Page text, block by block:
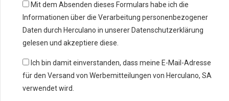
Mit dem Absenden dieses Formulars habe ich die
Informationen über die Verarbeitung personenbezogener
Daten durch Herculano in unserer Datenschutzerklärung
gelesen und akzeptiere diese.
Ich bin damit einverstanden, dass meine E-Mail-Adresse
für den Versand von Werbemitteilungen von Herculano, SA
verwendet wird.